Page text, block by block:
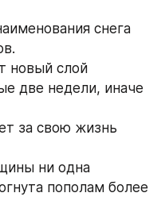
снега
новый слой
две недели, иначе
за свою жизнь
ни одна
пополам более